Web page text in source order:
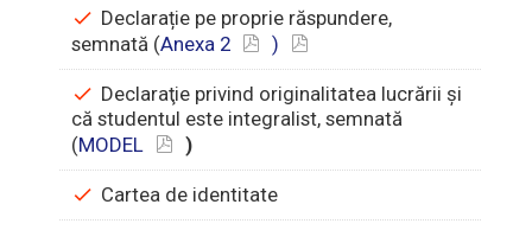
Declarație pe proprie răspundere,
semnată (Anexa 2 )
Declaraţie privind originalitatea lucrării şi
că studentul este integralist, semnată
(MODEL )
Cartea de identitate